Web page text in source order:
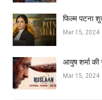
फिल्‍म पटना
Mar 15, 2024
आयुष शर्मा
Mar 15, 2024